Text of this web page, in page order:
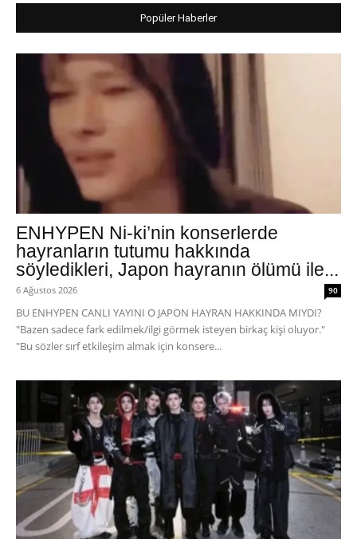
Popüler Haberler
ENHYPEN Ni-ki’nin konserlerde
hayranların tutumu hakkında
söyledikleri, Japon hayranın ölümü ile...
6 Ağustos 2026 90
BU ENHYPEN CANLI YAYINI O JAPON HAYRAN HAKKINDA MIYDI?
"Bazen sadece fark edilmek/ilgi görmek isteyen birkaç kişi oluyor."
"Bu sözler sırf etkileşim almak için konsere...